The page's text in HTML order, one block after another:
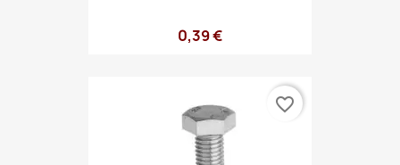
0,39 €
favorite_border